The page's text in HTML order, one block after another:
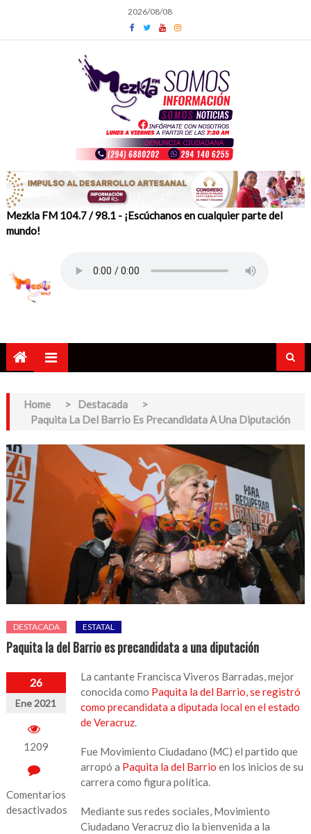
content
2026/08/08
Mezkla FM 104.7 / 98.1 - ¡Escúchanos en cualquier parte del
mundo!
Home > Destacada
>
Paquita La Del Barrio Es Precandidata A Una Diputación
DESTACADA ESTATAL
Paquita la del Barrio es precandidata a una diputación
26
Ene 2021
1209
Comentarios
desactivados
La cantante Francisca Viveros Barradas, mejor
conocida como Paquita la del Barrio, se registró
como precandidata a diputada local en el estado
de Veracruz.
Fue Movimiento Ciudadano (MC) el partido que
arropó a Paquita la del Barrio en los inicios de su
carrera como figura política.
Mediante sus redes sociales, Movimiento
Ciudadano Veracruz dio la bienvenida a la